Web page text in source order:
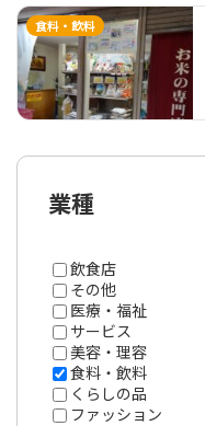
食料・飲料
業種
飲食店
その他
医療・福祉
サービス
美容・理容
食料・飲料
くらしの品
ファッション